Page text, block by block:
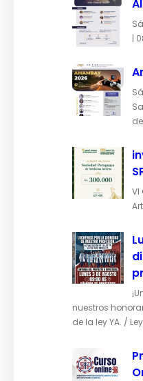
|
VI
nuestros
de la ley YA. /